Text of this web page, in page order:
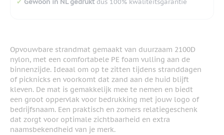
✔ Gewoon in NL gedruktdus 100% kwaliteitsgarantie
Opvouwbare strandmat gemaakt van duurzaam 2100D
nylon, met een comfortabele PE foam vulling aan de
binnenzijde. Ideaal om op te zitten tijdens stranddagen
of picknicks en voorkomt dat zand aan de huid blijft
kleven. De mat is gemakkelijk mee te nemen en biedt
een groot oppervlak voor bedrukking met jouw logo of
bedrijfsnaam. Een praktisch en zomers relatiegeschenk
dat zorgt voor optimale zichtbaarheid en extra
naamsbekendheid van je merk.